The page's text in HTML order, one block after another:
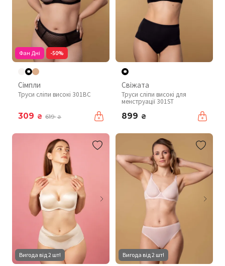
Фан Дні -50%
Сімпли
Труси сліпи високі 301BC
309 ₴ 619₴
Свіжата
Труси сліпи високі для
менструації 301ST
899 ₴
Вигода від 2 шт! Вигода від 2 шт!